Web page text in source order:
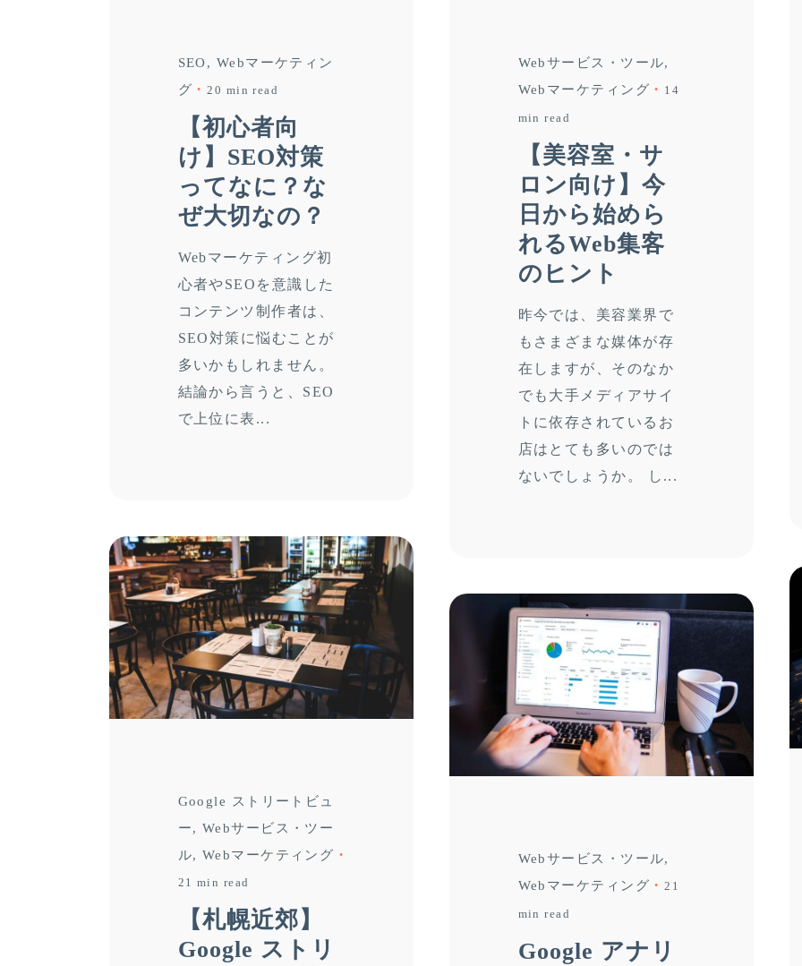
SEO
Webマーケティン
グ
20 min read
【初心者向
け】SEO対策
ってなに？な
ぜ大切なの？
Webマーケティング初
心者やSEOを意識した
コンテンツ制作者は、
SEO対策に悩むことが
多いかもしれません。
結論から言うと、SEO
で上位に表...
Webサービス・ツール
Webマーケティング
14
min read
【美容室・サ
ロン向け】今
日から始めら
れるWeb集客
のヒント
昨今では、美容業界で
もさまざまな媒体が存
在しますが、そのなか
でも大手メディアサイ
トに依存されているお
店はとても多いのでは
ないでしょうか。 し...
Google ストリートビュ
ー
Webサービス・ツー
ル
Webマーケティング
21 min read
【札幌近郊】
Google ストリ
Webサービス・ツール
Webマーケティング
21
min read
Google アナリ